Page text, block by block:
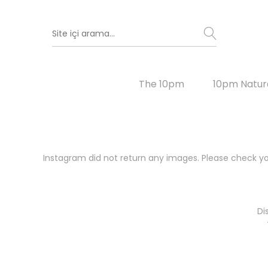
The 10pm 10pm
Instagram did not return any images. Please check